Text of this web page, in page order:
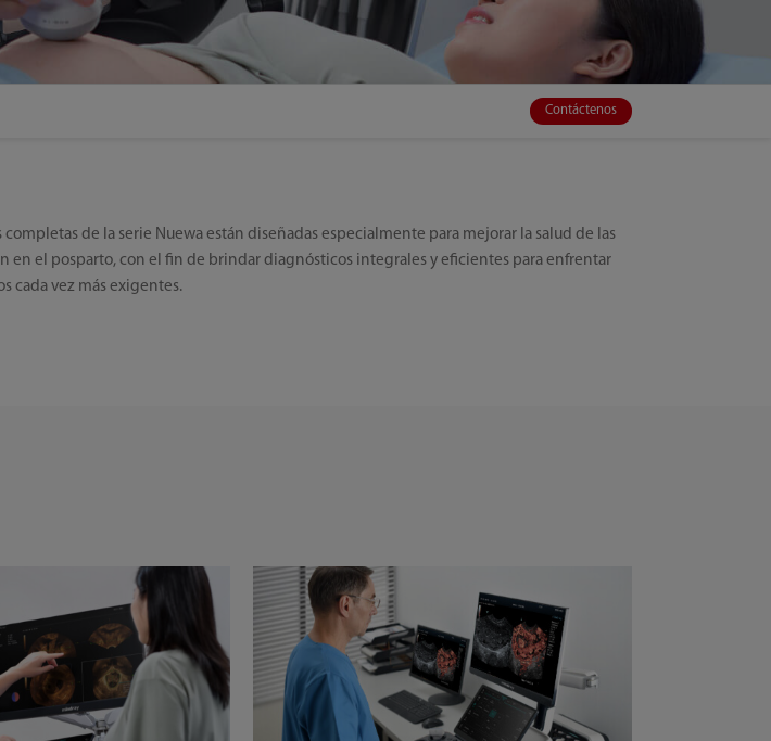
Contáctenos
de la serie Nuewa están diseñadas especialmente para mejorar la salud de las
en el posparto, con el fin de brindar diagnósticos integrales y eficientes para enfrentar
cada vez más exigentes.